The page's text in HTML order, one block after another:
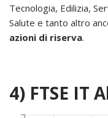
Tecnologia, Edilizia,
Salute e tanto altro
azioni di riserva.
4) FTSE IT